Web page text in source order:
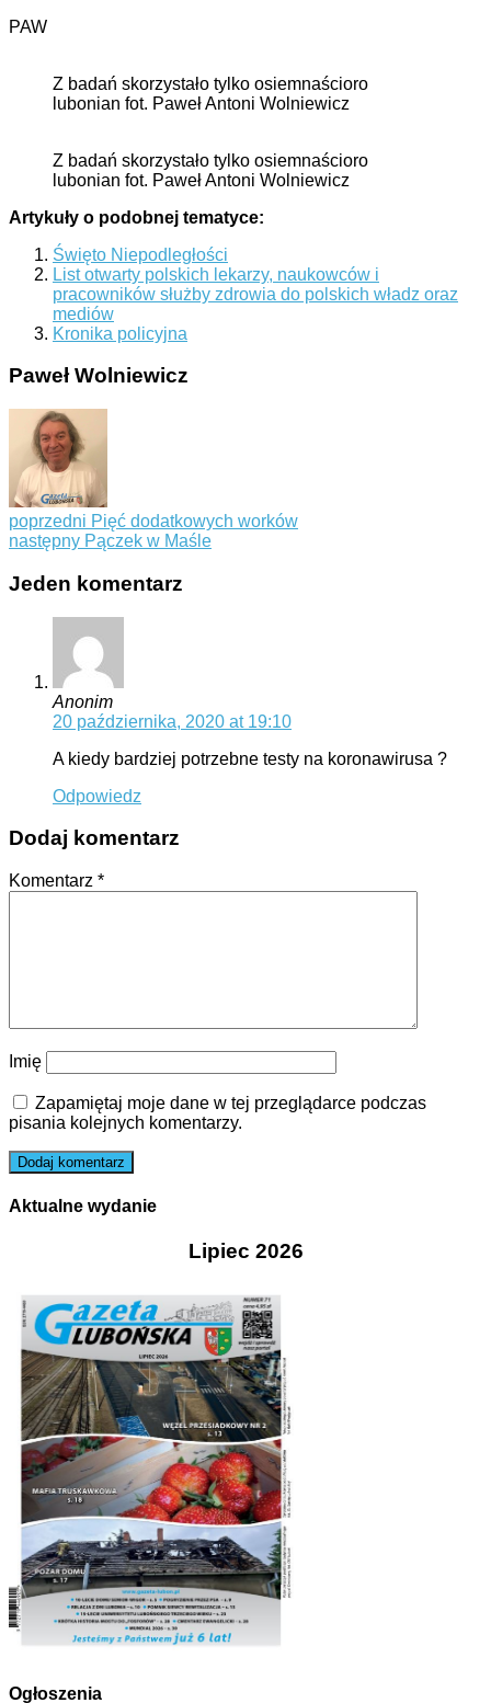
PAW
Z badań skorzystało tylko osiemnaścioro
lubonian fot. Paweł Antoni Wolniewicz
Z badań skorzystało tylko osiemnaścioro
lubonian fot. Paweł Antoni Wolniewicz
Artykuły o podobnej tematyce:
Święto Niepodległości
List otwarty polskich lekarzy, naukowców i
pracowników służby zdrowia do polskich władz oraz
mediów
Kronika policyjna
Paweł Wolniewicz
poprzedni Pięć dodatkowych worków
następny Pączek w Maśle
Jeden komentarz
Anonim
20 października, 2020 at 19:10
A kiedy bardziej potrzebne testy na koronawirusa ?
Odpowiedz
Dodaj komentarz
Komentarz *
Imię
Zapamiętaj moje dane w tej przeglądarce podczas
pisania kolejnych komentarzy.
Aktualne wydanie
Lipiec 2026
Ogłoszenia